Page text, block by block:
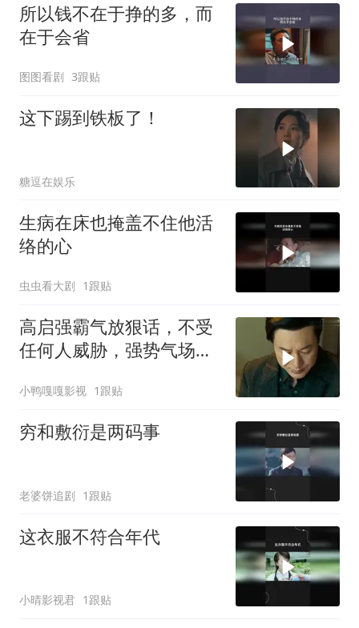
所以钱不在于挣的多，而
在于会省
图图看剧 3跟贴
这下踢到铁板了！
糖逗在娱乐
生病在床也掩盖不住他活
络的心
虫虫看大剧 1跟贴
高启强霸气放狠话，不受
任何人威胁，强势气场震
小鸭嘎嘎影视 1跟贴
穷和敷衍是两码事
老婆饼追剧 1跟贴
这衣服不符合年代
小晴影视君 1跟贴